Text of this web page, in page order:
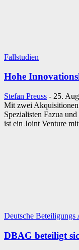
Fallstudien
Hohe
Stefan Preuss - 25.
Mit zwei
Spezialisten Fazua
ist ein Joint Venture
Deutsche Beteiligungs
DBAG beteiligt